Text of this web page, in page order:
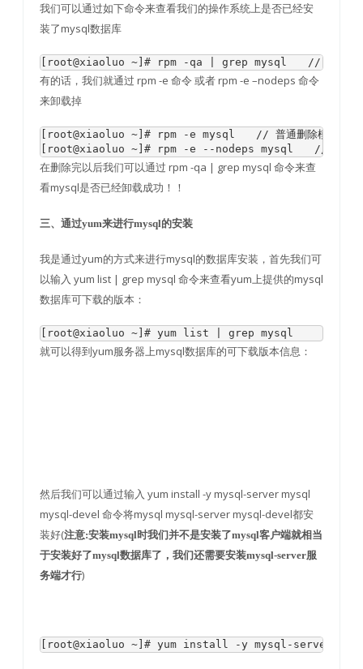
我们可以通过如下命令来查看我们的操作系统上是否已经安
装了mysql数据库
[root@xiaoluo ~]# rpm -qa | grep mysql　　// 这个命令就
有的话，我们就通过 rpm -e 命令 或者 rpm -e –nodeps 命令
来卸载掉
[root@xiaoluo ~]# rpm -e mysql　　// 普通删除模式
[root@xiaoluo ~]# rpm -e --nodeps mysql　　// 强力删除模
在删除完以后我们可以通过 rpm -qa | grep mysql 命令来查
看mysql是否已经卸载成功！！
三、通过yum来进行mysql的安装
我是通过yum的方式来进行mysql的数据库安装，首先我们可
以输入 yum list | grep mysql 命令来查看yum上提供的mysql
数据库可下载的版本：
[root@xiaoluo ~]# yum list | grep mysql
就可以得到yum服务器上mysql数据库的可下载版本信息：
然后我们可以通过输入 yum install -y mysql-server mysql
mysql-devel 命令将mysql mysql-server mysql-devel都安
装好(注意:安装mysql时我们并不是安装了mysql客户端就相当
于安装好了mysql数据库了，我们还需要安装mysql-server服
务端才行)
[root@xiaoluo ~]# yum install -y mysql-server